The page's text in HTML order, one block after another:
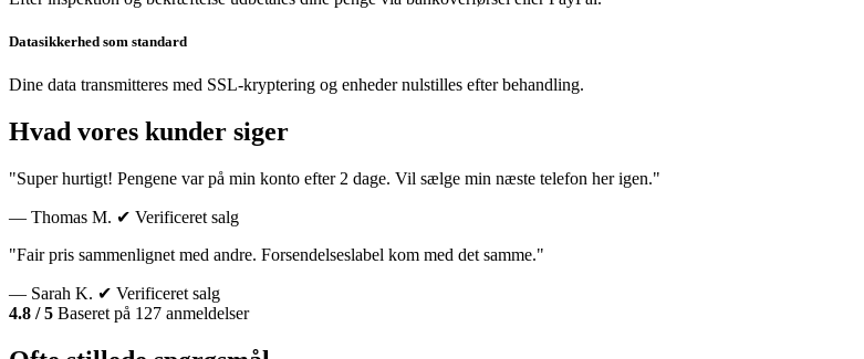
Datasikkerhed som standard
Dine data transmitteres med SSL-kryptering og enheder nulstilles efter behandling.
Hvad vores kunder siger
"Super hurtigt! Pengene var på min konto efter 2 dage. Vil sælge min næste telefon her igen."
— Thomas M. ✔ Verificeret salg
"Fair pris sammenlignet med andre. Forsendelseslabel kom med det samme."
— Sarah K. ✔ Verificeret salg
4.8 / 5 Baseret på 127 anmeldelser